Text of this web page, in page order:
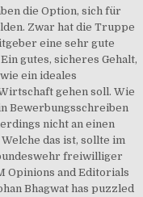
die Option, sich für
Zwar hat die Truppe
eine sehr gute
gutes, sicheres Gehalt,
ein ideales
gehen soll. Wie
Bewerbungsschreiben
nicht an einen
das ist, sollte im
freiwilliger
Opinions and Editorials
Bhagwat has puzzled